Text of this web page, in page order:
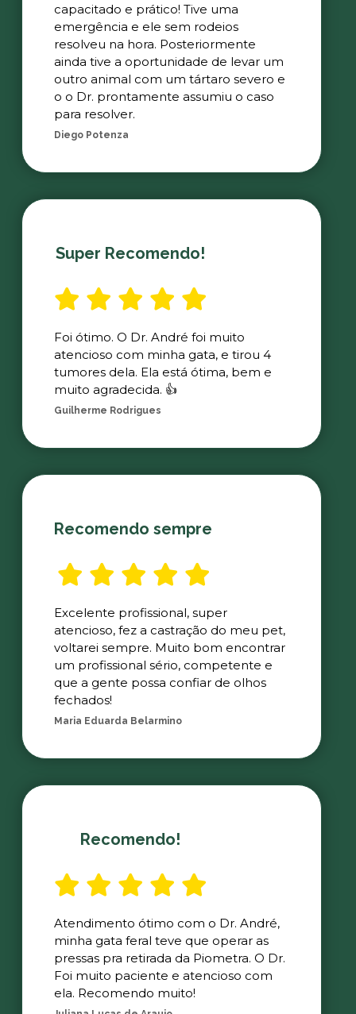
capacitado e prático! Tive uma
emergência e ele sem rodeios
resolveu na hora. Posteriormente
ainda tive a oportunidade de levar um
outro animal com um tártaro severo e
o o Dr. prontamente assumiu o caso
para resolver.
Diego Potenza
Super Recomendo!
Foi ótimo. O Dr. André foi muito
atencioso com minha gata, e tirou 4
tumores dela. Ela está ótima, bem e
muito agradecida. 👍
Guilherme Rodrigues
Recomendo sempre
Excelente profissional, super
atencioso, fez a castração do meu pet,
voltarei sempre. Muito bom encontrar
um profissional sério, competente e
que a gente possa confiar de olhos
fechados!
Maria Eduarda Belarmino
Recomendo!
Atendimento ótimo com o Dr. André,
minha gata feral teve que operar as
pressas pra retirada da Piometra. O Dr.
Foi muito paciente e atencioso com
ela. Recomendo muito!